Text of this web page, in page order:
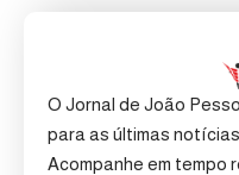
O Jornal de João
para as últimas
Acompanhe em tempo